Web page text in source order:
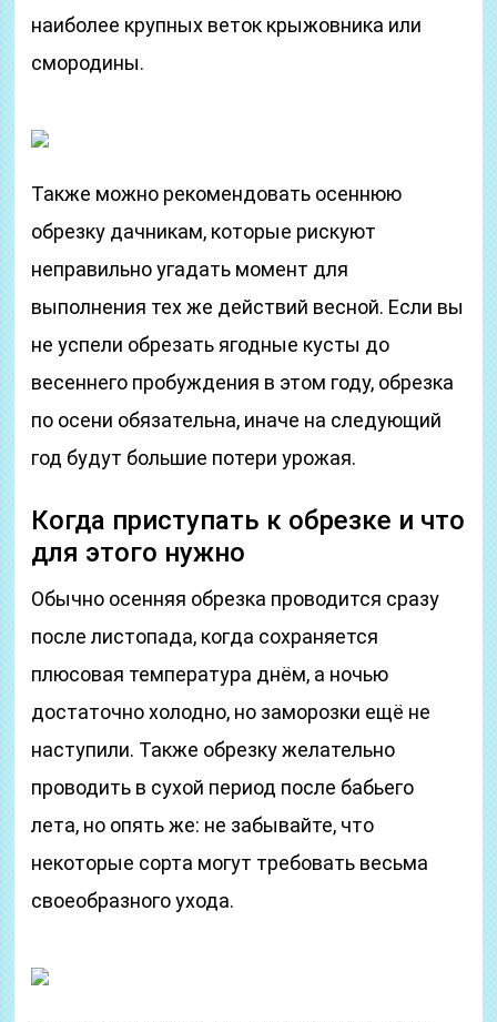
наиболее крупных веток крыжовника или
смородины.
Также можно рекомендовать осеннюю
обрезку дачникам, которые рискуют
неправильно угадать момент для
выполнения тех же действий весной. Если вы
не успели обрезать ягодные кусты до
весеннего пробуждения в этом году, обрезка
по осени обязательна, иначе на следующий
год будут большие потери урожая.
Когда приступать к обрезке и что
для этого нужно
Обычно осенняя обрезка проводится сразу
после листопада, когда сохраняется
плюсовая температура днём, а ночью
достаточно холодно, но заморозки ещё не
наступили. Также обрезку желательно
проводить в сухой период после бабьего
лета, но опять же: не забывайте, что
некоторые сорта могут требовать весьма
своеобразного ухода.